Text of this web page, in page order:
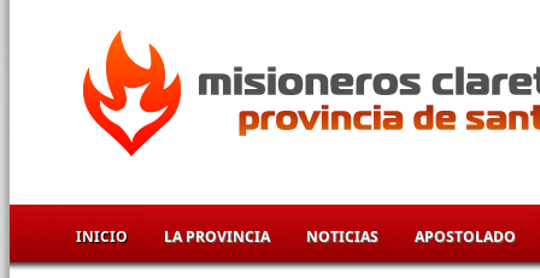
INICIO LA PROVINCIA NOTICIAS APOSTOLADO